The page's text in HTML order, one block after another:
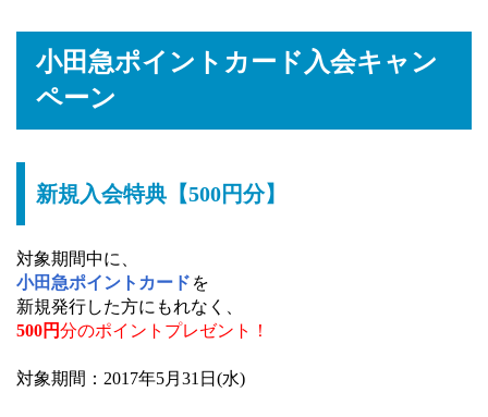
小田急ポイントカード入会キャン
ペーン
新規入会特典【500円分】
対象期間中に、
小田急ポイントカード を
新規発行した方にもれなく、
500円分のポイントプレゼント！
対象期間：2017年5月31日(水)